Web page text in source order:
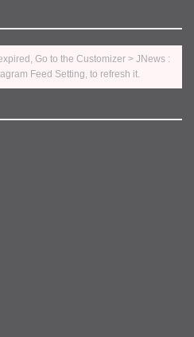
Go to the Customizer > JNews :
Feed Setting, to refresh it.